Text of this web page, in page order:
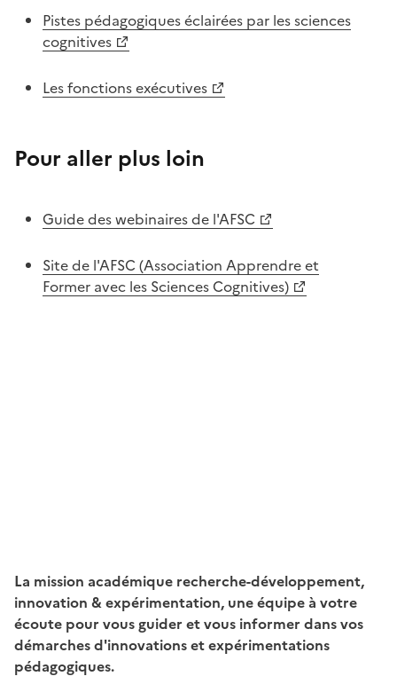
Pistes pédagogiques éclairées par les sciences
cognitives
Les fonctions exécutives
Pour aller plus loin
Guide des webinaires de l'AFSC
Site de l'AFSC (Association Apprendre et
Former avec les Sciences Cognitives)
La mission académique recherche-développement,
innovation & expérimentation, une équipe à votre
écoute pour vous guider et vous informer dans vos
démarches d'innovations et expérimentations
pédagogiques.